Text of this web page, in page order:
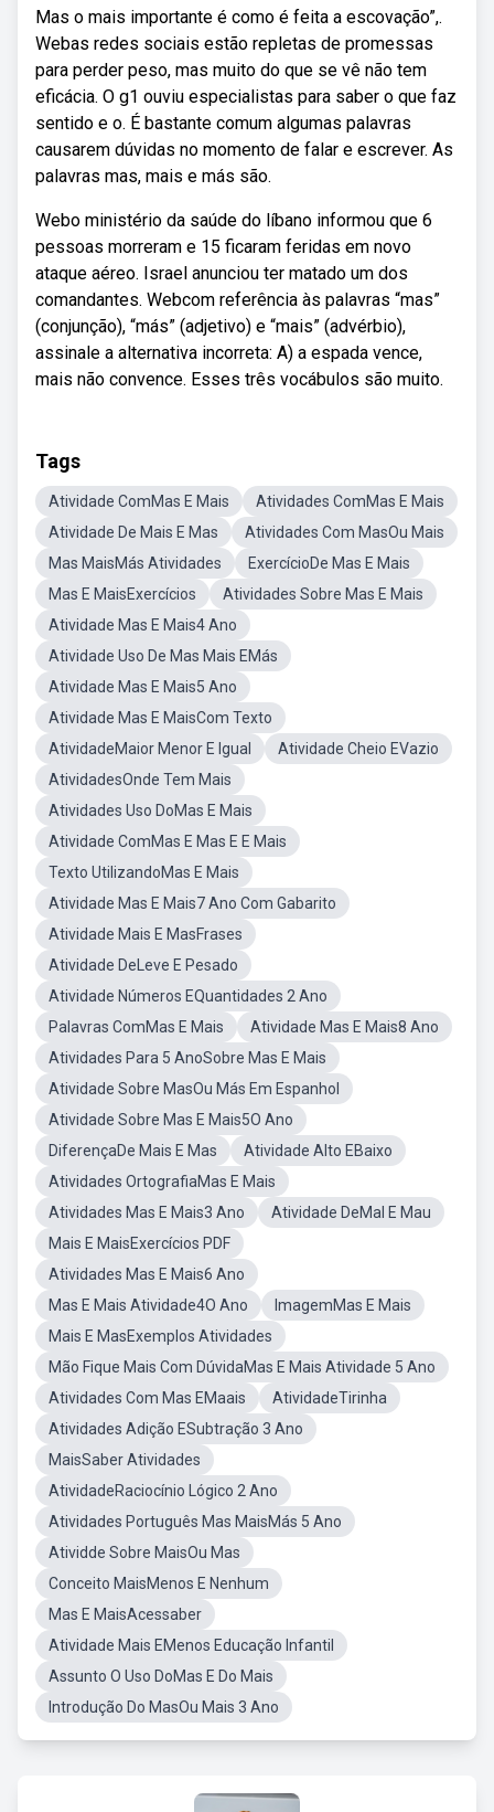
Mas o mais importante é como é feita a escovação”,.
Webas redes sociais estão repletas de promessas
para perder peso, mas muito do que se vê não tem
eficácia. O g1 ouviu especialistas para saber o que faz
sentido e o. É bastante comum algumas palavras
causarem dúvidas no momento de falar e escrever. As
palavras mas, mais e más são.
Webo ministério da saúde do líbano informou que 6
pessoas morreram e 15 ficaram feridas em novo
ataque aéreo. Israel anunciou ter matado um dos
comandantes. Webcom referência às palavras “mas”
(conjunção), “más” (adjetivo) e “mais” (advérbio),
assinale a alternativa incorreta: A) a espada vence,
mais não convence. Esses três vocábulos são muito.
Tags
Atividade ComMas E Mais
Atividades ComMas E Mais
Atividade De Mais E Mas
Atividades Com MasOu Mais
Mas MaisMás Atividades
ExercícioDe Mas E Mais
Mas E MaisExercícios
Atividades Sobre Mas E Mais
Atividade Mas E Mais4 Ano
Atividade Uso De Mas Mais EMás
Atividade Mas E Mais5 Ano
Atividade Mas E MaisCom Texto
AtividadeMaior Menor E Igual
Atividade Cheio EVazio
AtividadesOnde Tem Mais
Atividades Uso DoMas E Mais
Atividade ComMas E Mas E E Mais
Texto UtilizandoMas E Mais
Atividade Mas E Mais7 Ano Com Gabarito
Atividade Mais E MasFrases
Atividade DeLeve E Pesado
Atividade Números EQuantidades 2 Ano
Palavras ComMas E Mais
Atividade Mas E Mais8 Ano
Atividades Para 5 AnoSobre Mas E Mais
Atividade Sobre MasOu Más Em Espanhol
Atividade Sobre Mas E Mais5O Ano
DiferençaDe Mais E Mas
Atividade Alto EBaixo
Atividades OrtografiaMas E Mais
Atividades Mas E Mais3 Ano
Atividade DeMal E Mau
Mais E MaisExercícios PDF
Atividades Mas E Mais6 Ano
Mas E Mais Atividade4O Ano
ImagemMas E Mais
Mais E MasExemplos Atividades
Mão Fique Mais Com DúvidaMas E Mais Atividade 5 Ano
Atividades Com Mas EMaais
AtividadeTirinha
Atividades Adição ESubtração 3 Ano
MaisSaber Atividades
AtividadeRaciocínio Lógico 2 Ano
Atividades Português Mas MaisMás 5 Ano
Atividde Sobre MaisOu Mas
Conceito MaisMenos E Nenhum
Mas E MaisAcessaber
Atividade Mais EMenos Educação Infantil
Assunto O Uso DoMas E Do Mais
Introdução Do MasOu Mais 3 Ano